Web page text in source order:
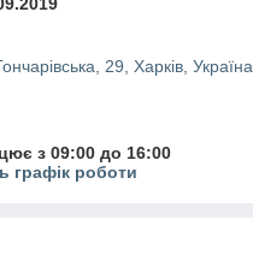
29, Харків, Україна
з 09:00 до 16:00
графік роботи